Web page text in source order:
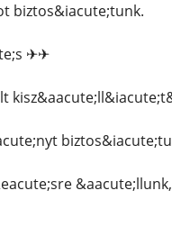
biztos&iacute;tunk.
✈✈